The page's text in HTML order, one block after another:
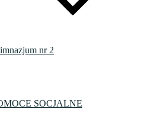
nr 2
SOCJALNE